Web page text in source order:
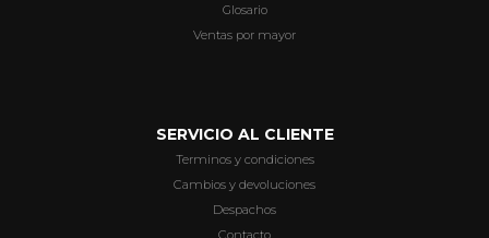
Glosario
Ventas por mayor
SERVICIO AL CLIENTE
Terminos y condiciones
Cambios y devoluciones
Despachos